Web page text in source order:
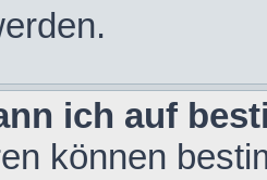
ich auf
können